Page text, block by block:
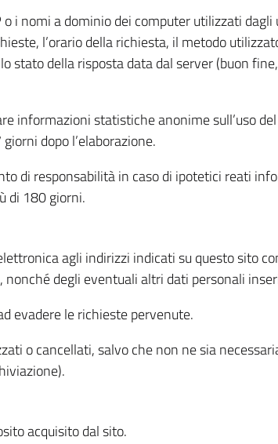
i nomi a dominio dei computer utilizzati
l’orario della richiesta, il metodo
stato della risposta data dal server (buon
informazioni statistiche anonime sull’uso
dopo l’elaborazione.
di responsabilità in caso di ipotetici reati
di 180 giorni.
agli indirizzi indicati su questo sito
degli eventuali altri dati personali
evadere le richieste pervenute.
o cancellati, salvo che non ne sia
acquisito dal sito.